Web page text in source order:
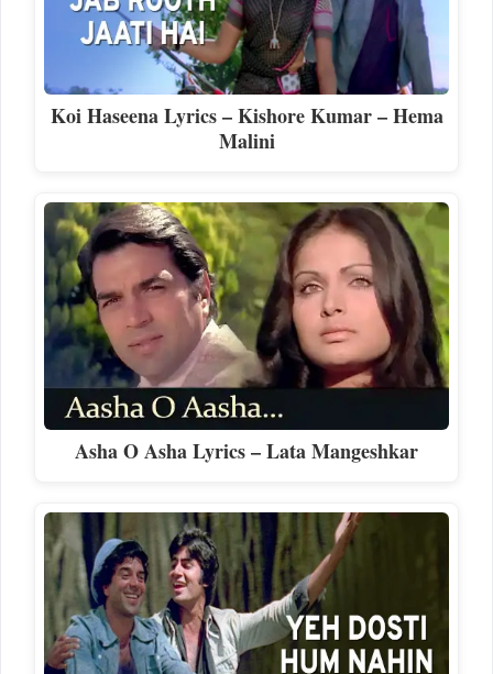
Koi Haseena Lyrics – Kishore Kumar – Hema
Malini
Asha O Asha Lyrics – Lata Mangeshkar